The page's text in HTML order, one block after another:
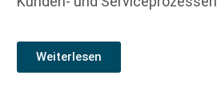
Weiterlesen